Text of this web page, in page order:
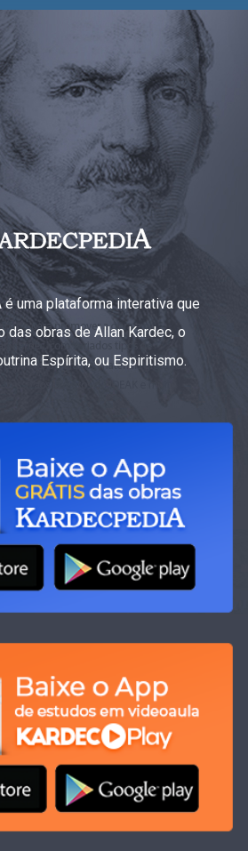
é uma plataforma interativa que
das obras de Allan Kardec, o
Espírita, ou Espiritismo.